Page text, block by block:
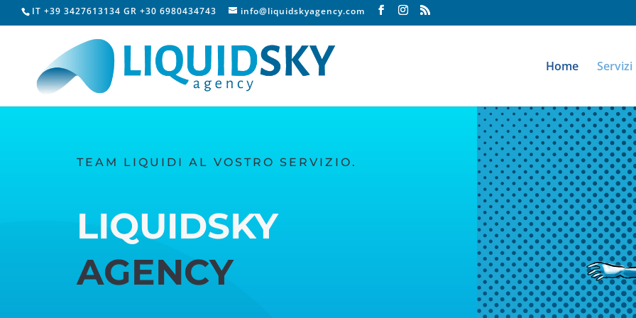
IT +39 3427613134 GR +30 6980434743 info@liquidskyagency.com
Home Servizi
TEAM LIQUIDI AL VOSTRO SERVIZIO.
LIQUIDSKY
AGENCY